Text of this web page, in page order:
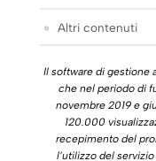
Altri contenuti
Il software di gestione
che nel periodo di
novembre 2019 e
120.000
recepimento del
l’utilizzo del